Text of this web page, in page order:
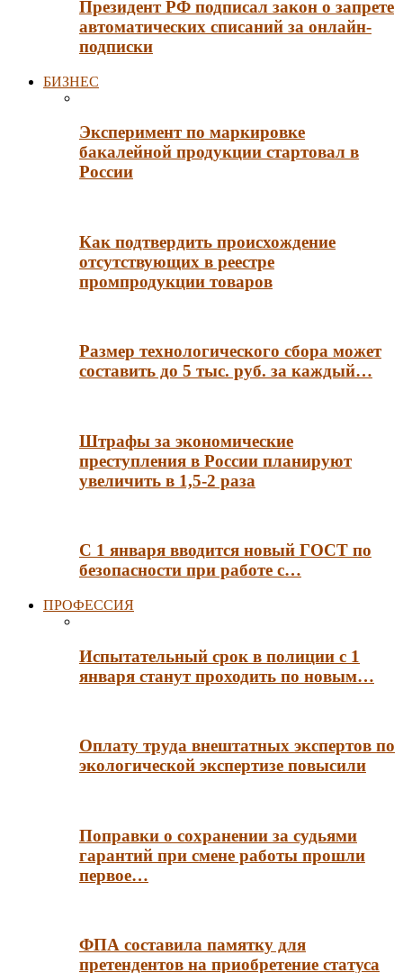
Президент РФ подписал закон о запрете
автоматических списаний за онлайн-
подписки
БИЗНЕС
Эксперимент по маркировке
бакалейной продукции стартовал в
России
Как подтвердить происхождение
отсутствующих в реестре
промпродукции товаров
Размер технологического сбора может
составить до 5 тыс. руб. за каждый…
Штрафы за экономические
преступления в России планируют
увеличить в 1,5-2 раза
С 1 января вводится новый ГОСТ по
безопасности при работе с…
ПРОФЕССИЯ
Испытательный срок в полиции с 1
января станут проходить по новым…
Оплату труда внештатных экспертов по
экологической экспертизе повысили
Поправки о сохранении за судьями
гарантий при смене работы прошли
первое…
ФПА составила памятку для
претендентов на приобретение статуса